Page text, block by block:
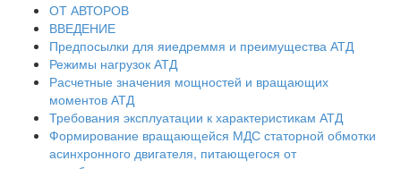
ОТ АВТОРОВ
ВВЕДЕНИЕ
Предпосылки для яиедреммя и преимущества АТД
Режимы нагрузок АТД
Расчетные значения мощностей и вращающих
моментов АТД
Требования эксплуатации к характеристикам АТД
Формирование вращающейся МДС статорной обмотки
асинхронного двигателя, питающегося от